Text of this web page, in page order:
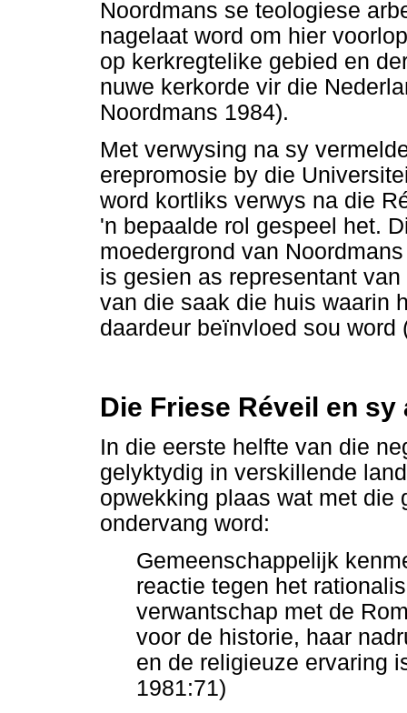
Noordmans se teologiese
nagelaat word om hier
op kerkregtelike gebied en
nuwe kerkorde vir die
Noordmans 1984).
Met verwysing na sy
erepromosie by die
word kortliks verwys na die
'n bepaalde rol gespeel het.
moedergrond van
is gesien as representant
van die saak die huis waarin
daardeur beïnvloed sou word
Die Friese Réveil en
In die eerste helfte van die
gelyktydig in verskillende
opwekking plaas wat met die
ondervang word:
Gemeenschappelijk
reactie tegen het
verwantschap met de
voor de historie, haar
en de religieuze ervaring
1981:71)